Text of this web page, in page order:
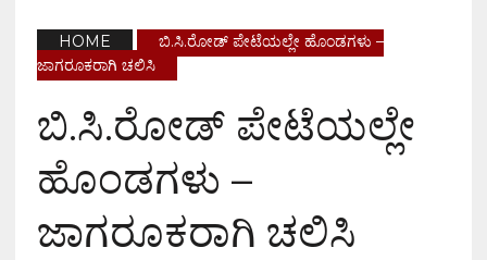
HOME
ಬಿ.ಸಿ.ರೋಡ್ ಪೇಟೆಯಲ್ಲೇ ಹೊಂಡಗಳು –
ಜಾಗರೂಕರಾಗಿ ಚಲಿಸಿ
ಬಿ.ಸಿ.ರೋಡ್ ಪೇಟೆಯಲ್ಲೇ
ಹೊಂಡಗಳು –
ಜಾಗರೂಕರಾಗಿ ಚಲಿಸಿ